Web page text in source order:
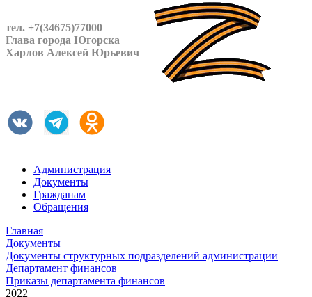
тел. +7(34675)77000
Глава города Югорска
Харлов Алексей Юрьевич
Администрация
Документы
Гражданам
Обращения
Главная
Документы
Документы структурных подразделений администрации
Департамент финансов
Приказы департамента финансов
2022